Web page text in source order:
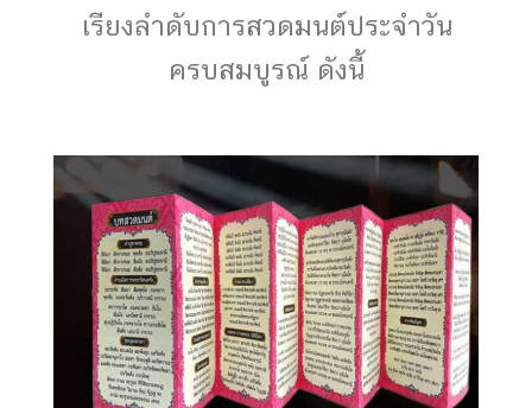
เรียงลำดับการสวดมนต์ประจำวัน
ครบสมบูรณ์ ดังนี้